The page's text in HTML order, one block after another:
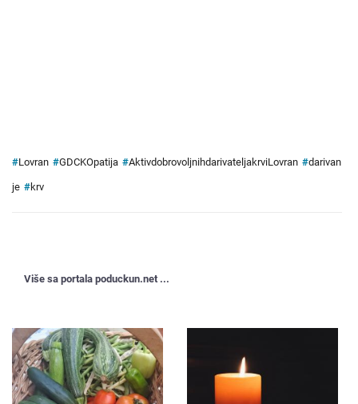
#Lovran #GDCKOpatija #AktivdobrovoljnihdarivateljakrviLovran #darivan
je #krv
Više sa portala poduckun.net ...